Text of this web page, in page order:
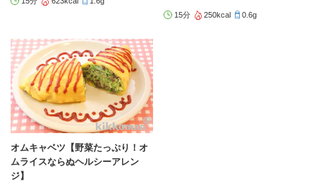
15分 250kcal 0.6g
オムキャベツ【野菜たっぷり！オ
ムライスならぬヘルシーアレン
ジ】